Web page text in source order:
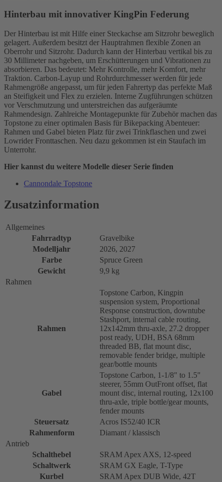
Hinterbau mit innovativer KingPin Federung
Der Hinterbau ist mit Hilfe einer Steckachse am Sitzrohr beweglich
gelagert. Außerdem besitzt der Hauptrahmen flexible Zonen an
Oberrohr und Sitzrohr. Dadurch kann der Hinterbau vertikal bis zu
30 Millimeter nachgeben, um Erschütterungen und Vibrationen zu
absorbieren. Das bedeutet: Mehr Kontrolle, mehr Komfort, mehr
Traktion. Carbon-Layup und Rohrdurchmesser werden für jede
Rahmengröße angepasst, um für jeden Fahrertyp das perfekte Maß
an Steifigkeit und Flex zu erzielen. Interne Zugführungen schützen
vor Verschmutzung und unterstreichen das aufgeräumte
Rahmendesign. Zahlreiche Montagepunkte für Zubehör machen das
Topstone zu einer optimalen Basis für Bikepacking Abenteuer:
Rahmen und Gabel bieten Platz für zwei Trinkflaschen und zwei
Lowrider Fronttaschen. Neu dazu gekommen ist ein Staufach im
Unterrohr.
Hier kannst du weitere Modelle dieser Serie finden
Cannondale Topstone
Zusatzinformation
Allgemeines
Fahrradtyp
Gravelbike
Modelljahr
2026, 2027
Farbe
Spruce Green
Gewicht
9,9 kg
Rahmen
Rahmen
Topstone Carbon, Kingpin
suspension system, Proportional
Response construction, downtube
Stashport, internal cable routing,
12x142mm thru-axle, 27.2 dropper
post ready, UDH, BSA 68mm
threaded BB, flat mount disc,
removable fender bridge, multiple
gear/bottle mounts
Gabel
Topstone Carbon, 1-1/8" to 1.5"
steerer, 55mm OutFront offset, flat
mount disc, internal routing, 12x100
thru-axle, triple bottle/gear mounts,
fender mounts
Steuersatz
Acros IS52/40 ICR
Rahmenform
Diamant / klassisch
Antrieb
Schalthebel
SRAM Apex AXS, 12-speed
Schaltwerk
SRAM GX Eagle, T-Type
Kurbel
SRAM Apex DUB Wide, 42T